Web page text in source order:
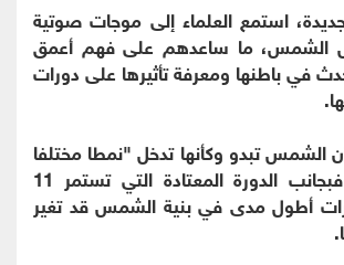
استمع العلماء إلى موجات صوتية
الشمس، ما ساعدهم على فهم أعمق
في باطنها ومعرفة تأثيرها على دورات
الشمس تبدو وكأنها تدخل "نمطا مختلفا
من السلوك". فبجانب الدورة المعتادة التي تستمر 11
أطول مدى في بنية الشمس قد تغير